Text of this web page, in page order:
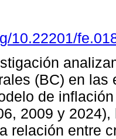
10.22201/
(BC) en
de
2009 y
relación entre